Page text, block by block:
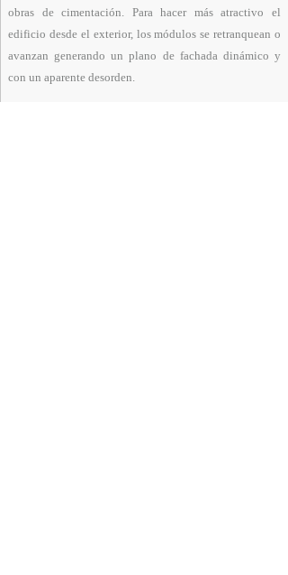
obras de cimentación. Para hacer más atractivo el
edificio desde el exterior, los módulos se retranquean o
avanzan generando un plano de fachada dinámico y
con un aparente desorden.